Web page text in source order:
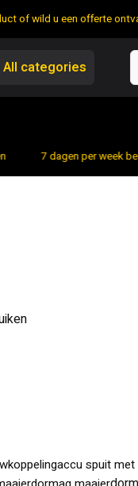
of wild u een offerte
All categories
7 dagen per week
accu spuit